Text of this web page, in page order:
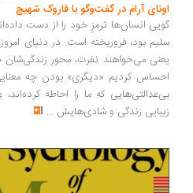
آرام در گفت‌وگو با فاروک شهیچ‭
انسان‌ها ترمزِ خود را از دست داده‌اند و
بود، فروریخته است. در دنیای امروز،
می‌خواهند نفرت، محورِ زندگی‌شان
کردیم «دیگری» بودن چه معنایی
که ما را احاطه کرده‌اند، و در
زندگی و شادی‌هایش...